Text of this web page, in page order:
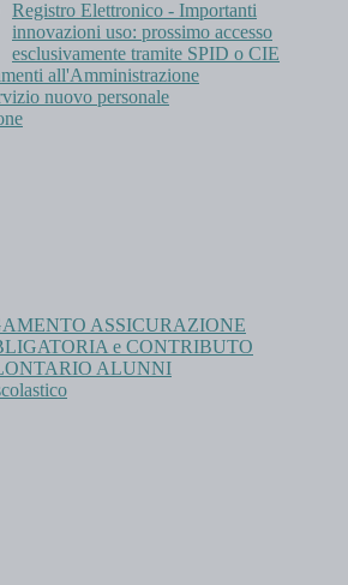
Registro Elettronico - Importanti
innovazioni uso: prossimo accesso
esclusivamente tramite SPID o CIE
all'Amministrazione
nuovo personale
ASSICURAZIONE
e CONTRIBUTO
ALUNNI